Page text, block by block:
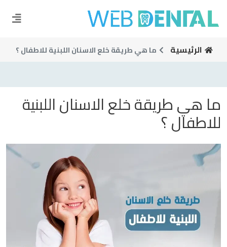
الرئيسية ما هي طريقة خلع الاسنان اللبنية للاطفال ؟
ما هي طريقة خلع الاسنان اللبنية
للاطفال ؟